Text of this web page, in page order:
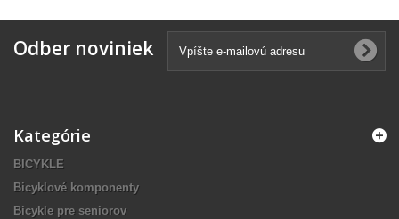
Odber noviniek
Kategórie
BICYKLE
Bicyklové komponenty
Bicykle pre seniorov